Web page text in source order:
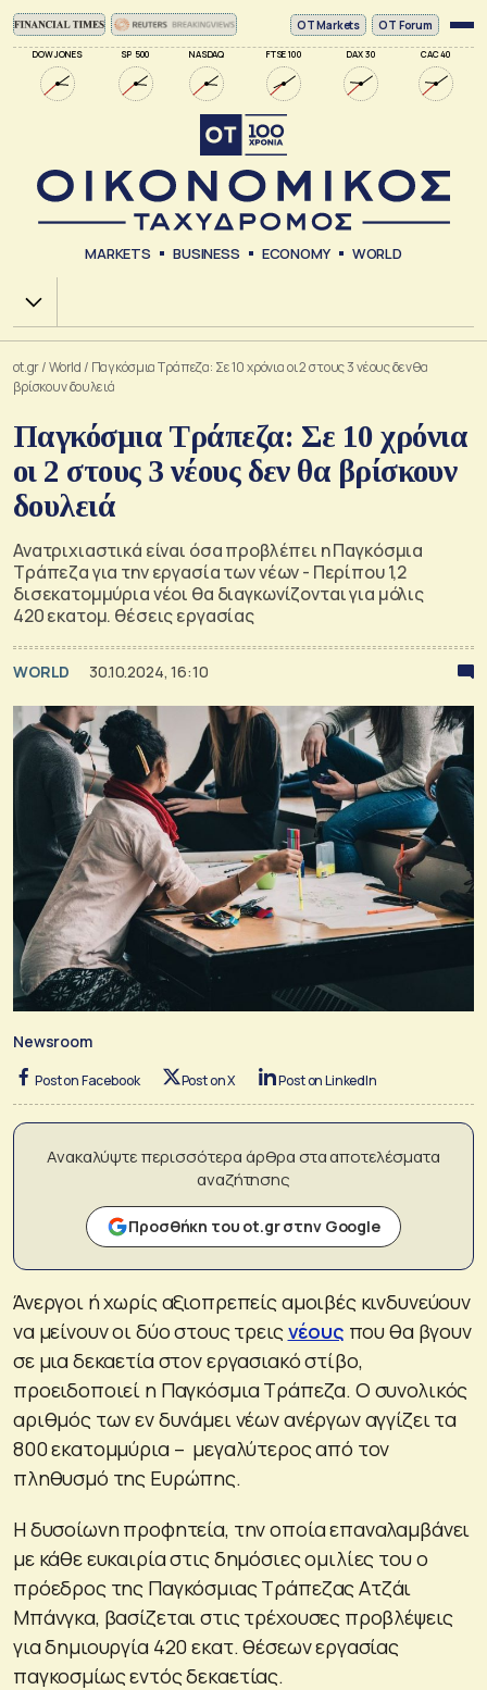
DOW JONES SP 500 NASDAQ FTSE 100 DAX 30 CAC 40
ΟΤ Markets OT Forum
MARKETS BUSINESS ECONOMY WORLD
Χ.Α.
ot.gr/World / Παγκόσμια Τράπεζα: Σε 10 χρόνια οι 2 στους 3 νέους δεν θα
βρίσκουν δουλειά
Παγκόσμια Τράπεζα: Σε 10 χρόνια
οι 2 στους 3 νέους δεν θα βρίσκουν
δουλειά
Ανατριχιαστικά είναι όσα προβλέπει η Παγκόσμια
Τράπεζα για την εργασία των νέων - Περίπου 1,2
δισεκατομμύρια νέοι θα διαγκωνίζονται για μόλις
420 εκατομ. θέσεις εργασίας
WORLD 30.10.2024, 16:10
Newsroom
Post on Facebook Post on X Post on LinkedIn
Ανακαλύψτε περισσότερα άρθρα στα αποτελέσματα
αναζήτησης
Προσθήκη του ot.gr στην Google
Άνεργοι ή χωρίς αξιοπρεπείς αμοιβές κινδυνεύουν
να μείνουν οι δύο στους τρειςνέους που θα βγουν
σε μια δεκαετία στον εργασιακό στίβο,
προειδοποιεί η Παγκόσμια Τράπεζα. Ο συνολικός
αριθμός των εν δυνάμει νέων ανέργων αγγίζει τα
800 εκατομμύρια – μεγαλύτερος από τον
πληθυσμό της Ευρώπης.
Η δυσοίωνη προφητεία, την οποία επαναλαμβάνει
με κάθε ευκαιρία στις δημόσιες ομιλίες του ο
πρόεδρος της Παγκόσμιας Τράπεζας Ατζάι
Μπάνγκα, βασίζεται στις τρέχουσες προβλέψεις
για δημιουργία 420 εκατ. θέσεων εργασίας
παγκοσμίως εντός δεκαετίας.